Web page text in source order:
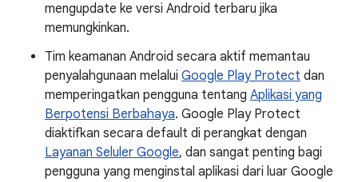
mengupdate ke versi Android terbaru jika
memungkinkan.
Tim keamanan Android secara aktif memantau
penyalahgunaan melalui Google Play Protect dan
memperingatkan pengguna tentang Aplikasi yang
Berpotensi Berbahaya. Google Play Protect
diaktifkan secara default di perangkat dengan
Layanan Seluler Google, dan sangat penting bagi
pengguna yang menginstal aplikasi dari luar Google